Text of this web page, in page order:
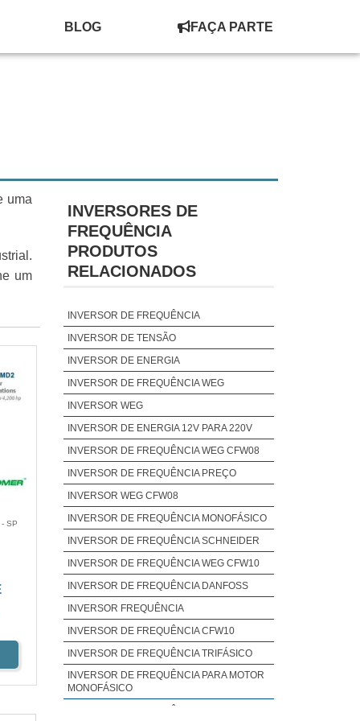
BLOG FAÇA PARTE
uma
um
SP
INVERSORES DE
FREQUÊNCIA
PRODUTOS
RELACIONADOS
INVERSOR DE FREQUÊNCIA
INVERSOR DE TENSÃO
INVERSOR DE ENERGIA
INVERSOR DE FREQUÊNCIA WEG
INVERSOR WEG
INVERSOR DE ENERGIA 12V PARA 220V
INVERSOR DE FREQUÊNCIA WEG CFW08
INVERSOR DE FREQUÊNCIA PREÇO
INVERSOR WEG CFW08
INVERSOR DE FREQUÊNCIA MONOFÁSICO
INVERSOR DE FREQUÊNCIA SCHNEIDER
INVERSOR DE FREQUÊNCIA WEG CFW10
INVERSOR DE FREQUÊNCIA DANFOSS
INVERSOR FREQUÊNCIA
INVERSOR DE FREQUÊNCIA CFW10
INVERSOR DE FREQUÊNCIA TRIFÁSICO
INVERSOR DE FREQUÊNCIA PARA MOTOR
MONOFÁSICO